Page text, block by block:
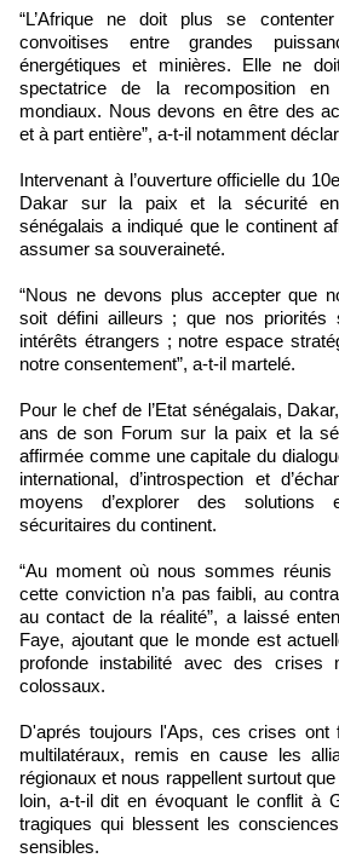
“L’Afrique ne doit plus se
convoitises entre grandes
énergétiques et minières. Elle ne
spectatrice de la recomposition
mondiaux. Nous devons en être des
et à part entière”, a-t-il notamment
Intervenant à l’ouverture officielle du
Dakar sur la paix et la sécurité en
sénégalais a indiqué que le continent
assumer sa souveraineté.
“Nous ne devons plus accepter que
soit défini ailleurs ; que nos priorités
intérêts étrangers ; notre espace
notre consentement”, a-t-il martelé.
Pour le chef de l’Etat sénégalais,
ans de son Forum sur la paix et la
affirmée comme une capitale du
international, d’introspection et
moyens d’explorer des solutions
sécuritaires du continent.
“Au moment où nous sommes
cette conviction n’a pas faibli, au
au contact de la réalité”, a laissé
Faye, ajoutant que le monde est
profonde instabilité avec des crises
colossaux.
D'aprés toujours l'Aps, ces crises ont
multilatéraux, remis en cause les
régionaux et nous rappellent surtout
loin, a-t-il dit en évoquant le conflit à
tragiques qui blessent les
sensibles.